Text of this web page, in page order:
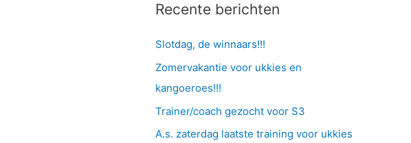
Recente berichten
Slotdag, de winnaars!!!
Zomervakantie voor ukkies en
kangoeroes!!!
Trainer/coach gezocht voor S3
A.s. zaterdag laatste training voor ukkies